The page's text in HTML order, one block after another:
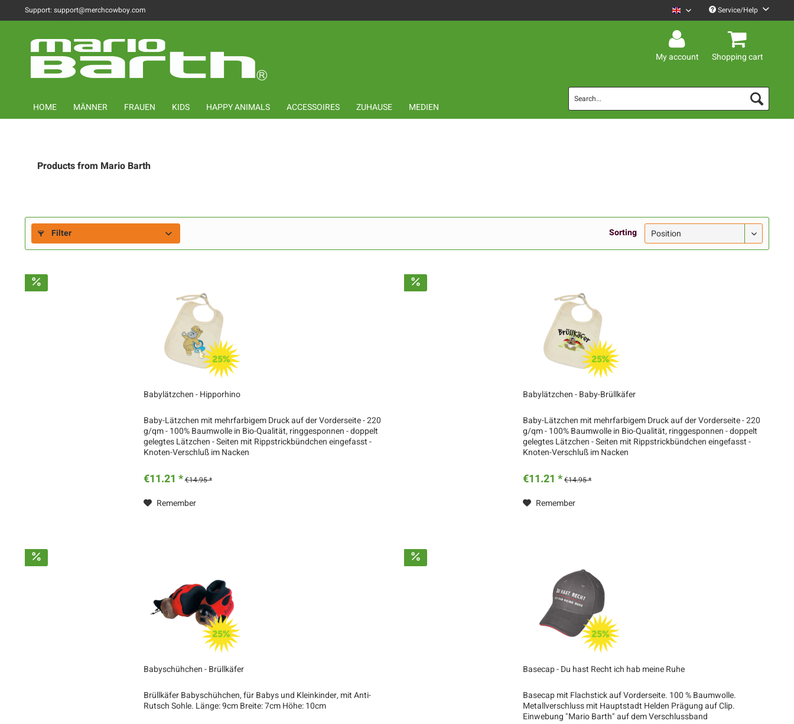
Support: support@merchcowboy.com Mario Barth English
Service/Help
My account Shopping cart
HOME MÄNNER FRAUEN KIDS HAPPY ANIMALS ACCESSOIRES ZUHAUSE MEDIEN
Products from Mario Barth
Filter Sorting
Babylätzchen - Hipporhino
Baby-Lätzchen mit mehrfarbigem Druck auf der Vorderseite - 220
g/qm - 100% Baumwolle in Bio-Qualität, ringgesponnen - doppelt
gelegtes Lätzchen - Seiten mit Rippstrickbündchen eingefasst -
Knoten-Verschluß im Nacken
€11.21 *€14.95 *
Remember
Babylätzchen - Baby-Brüllkäfer
Baby-Lätzchen mit mehrfarbigem Druck auf der Vorderseite - 220
g/qm - 100% Baumwolle in Bio-Qualität, ringgesponnen - doppelt
gelegtes Lätzchen - Seiten mit Rippstrickbündchen eingefasst -
Knoten-Verschluß im Nacken
€11.21 *€14.95 *
Remember
Babyschühchen - Brüllkäfer
Brüllkäfer Babyschühchen, für Babys und Kleinkinder, mit Anti-
Rutsch Sohle. Länge: 9cm Breite: 7cm Höhe: 10cm
Basecap - Du hast Recht ich hab meine Ruhe
Basecap mit Flachstick auf Vorderseite. 100 % Baumwolle.
Metallverschluss mit Hauptstadt Helden Prägung auf Clip.
Einwebung "Mario Barth" auf dem Verschlussband